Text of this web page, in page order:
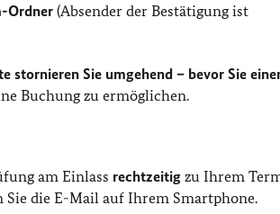
Ordner(Absender der Bestätigung ist
stornieren Sie umgehend – bevor Sie
Buchung zu ermöglichen.
am Einlass rechtzeitig zu Ihrem
Sie die E-Mail auf Ihrem Smartphone.